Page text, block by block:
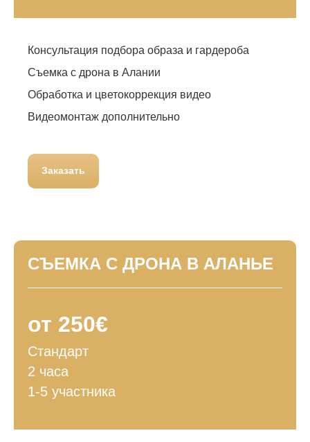
Консультация подбора образа и гардероба
Съемка с дрона в Алании
Обработка и цветокоррекция видео
Видеомонтаж дополнительно
Заказать
СЪЕМКА С ДРОНА В АЛАНЬЕ
от 250€
Стандарт
2 часа
1-5 участника